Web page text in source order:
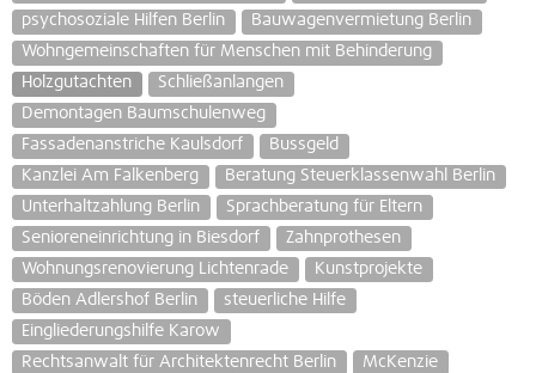
psychosoziale Hilfen Berlin
Bauwagenvermietung Berlin
Wohngemeinschaften für Menschen mit Behinderung
Holzgutachten
Schließanlangen
Demontagen Baumschulenweg
Fassadenanstriche Kaulsdorf
Bussgeld
Kanzlei Am Falkenberg
Beratung Steuerklassenwahl Berlin
Unterhaltzahlung Berlin
Sprachberatung für Eltern
Senioreneinrichtung in Biesdorf
Zahnprothesen
Wohnungsrenovierung Lichtenrade
Kunstprojekte
Böden Adlershof Berlin
steuerliche Hilfe
Eingliederungshilfe Karow
Rechtsanwalt für Architektenrecht Berlin
McKenzie